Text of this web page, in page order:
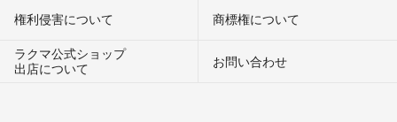
権利侵害について
商標権について
ラクマ公式ショップ
出店について
お問い合わせ